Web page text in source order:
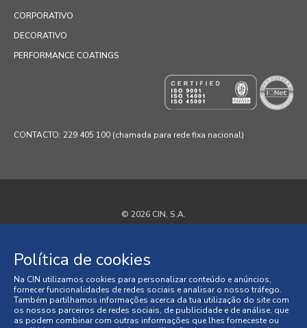
CORPORATIVO
DECORATIVO
PERFORMANCE COATINGS
CONTACTO: 229 405 100 (chamada para rede fixa nacional)
© 2026 CIN, S.A.
Política de Privacidade
Política de Cookies
Política de cookies
Na CIN utilizamos cookies para personalizar conteúdo e anúncios,
fornecer funcionalidades de redes sociais e analisar o nosso tráfego.
Também partilhamos informações acerca da tua utilização do site com
os nossos parceiros de redes sociais, de publicidade e de análise, que
as podem combinar com outras informações que lhes forneceste ou